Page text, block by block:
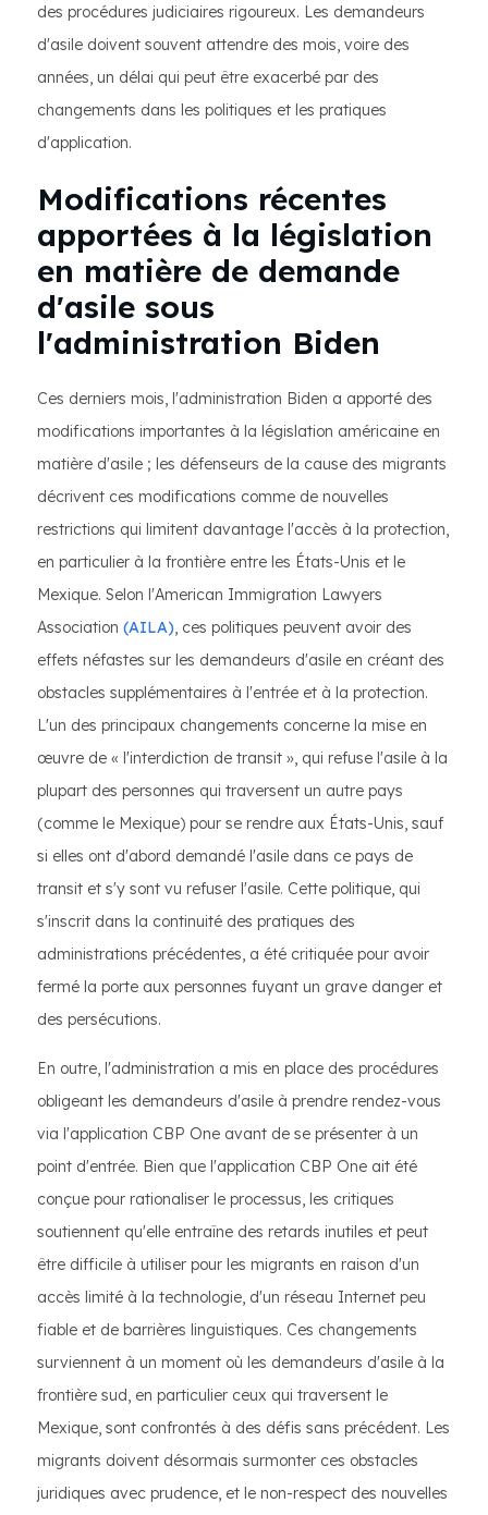
des procédures judiciaires rigoureux. Les demandeurs
d'asile doivent souvent attendre des mois, voire des
années, un délai qui peut être exacerbé par des
changements dans les politiques et les pratiques
d'application.
Modifications récentes
apportées à la législation
en matière de demande
d'asile sous
l'administration Biden
Ces derniers mois, l'administration Biden a apporté des
modifications importantes à la législation américaine en
matière d'asile ; les défenseurs de la cause des migrants
décrivent ces modifications comme de nouvelles
restrictions qui limitent davantage l'accès à la protection,
en particulier à la frontière entre les États-Unis et le
Mexique. Selon l'American Immigration Lawyers
Association (AILA), ces politiques peuvent avoir des
effets néfastes sur les demandeurs d'asile en créant des
obstacles supplémentaires à l'entrée et à la protection.
L'un des principaux changements concerne la mise en
œuvre de « l'interdiction de transit », qui refuse l'asile à la
plupart des personnes qui traversent un autre pays
(comme le Mexique) pour se rendre aux États-Unis, sauf
si elles ont d'abord demandé l'asile dans ce pays de
transit et s'y sont vu refuser l'asile. Cette politique, qui
s'inscrit dans la continuité des pratiques des
administrations précédentes, a été critiquée pour avoir
fermé la porte aux personnes fuyant un grave danger et
des persécutions.
En outre, l'administration a mis en place des procédures
obligeant les demandeurs d'asile à prendre rendez-vous
via l'application CBP One avant de se présenter à un
point d'entrée. Bien que l'application CBP One ait été
conçue pour rationaliser le processus, les critiques
soutiennent qu'elle entraîne des retards inutiles et peut
être difficile à utiliser pour les migrants en raison d'un
accès limité à la technologie, d'un réseau Internet peu
fiable et de barrières linguistiques. Ces changements
surviennent à un moment où les demandeurs d'asile à la
frontière sud, en particulier ceux qui traversent le
Mexique, sont confrontés à des défis sans précédent. Les
migrants doivent désormais surmonter ces obstacles
juridiques avec prudence, et le non-respect des nouvelles